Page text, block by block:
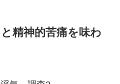
精神的苦痛を味わ